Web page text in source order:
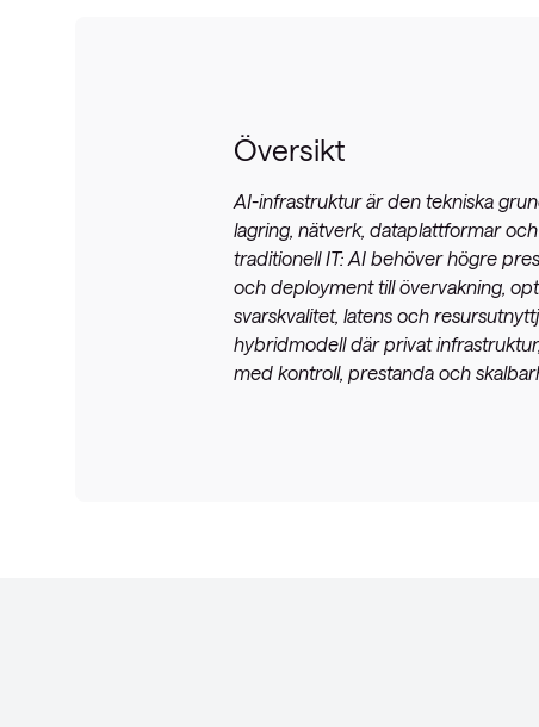
Översikt
AI-infrastruktur är den tekniska
lagring, nätverk, dataplattformar
traditionell IT: AI behöver högre
och deployment till övervakning,
svarskvalitet, latens och
hybridmodell där privat
med kontroll, prestanda och